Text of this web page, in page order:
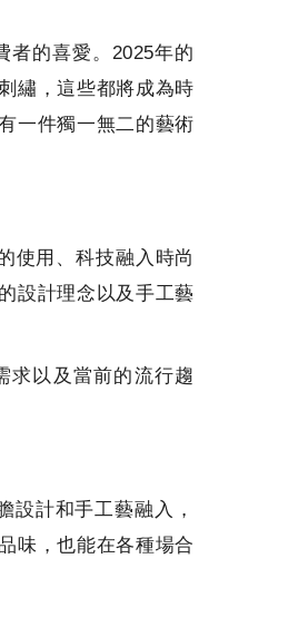
者的喜愛。2025年的
繡，這些都將成為時
一件獨一無二的藝術
使用、科技融入時尚
設計理念以及手工藝
求以及當前的流行趨
設計和手工藝融入，
味，也能在各種場合